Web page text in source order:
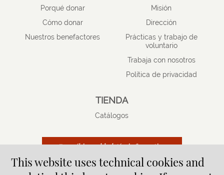
Porqué donar
Cómo donar
Nuestros benefactores
Misión
Dirección
Prácticas y trabajo de
voluntario
Trabaja con nosotros
Política de privacidad
TIENDA
Catálogos
Suscríbirse al boletín informativo
This website uses technical cookies and